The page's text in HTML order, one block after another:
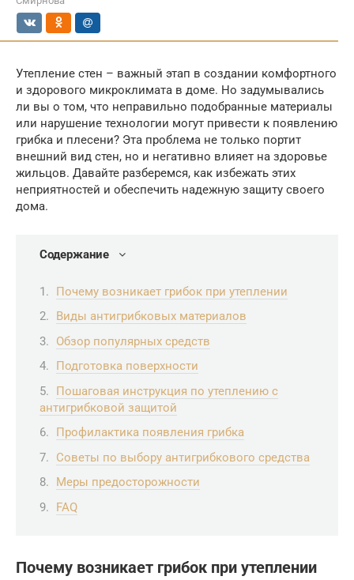
Утепление стен – важный этап в создании комфортного
и здорового микроклимата в доме. Но задумывались
ли вы о том, что неправильно подобранные материалы
или нарушение технологии могут привести к появлению
грибка и плесени? Эта проблема не только портит
внешний вид стен, но и негативно влияет на здоровье
жильцов. Давайте разберемся, как избежать этих
неприятностей и обеспечить надежную защиту своего
дома.
Содержание
Почему возникает грибок при утеплении
Виды антигрибковых материалов
Обзор популярных средств
Подготовка поверхности
Пошаговая инструкция по утеплению с
антигрибковой защитой
Профилактика появления грибка
Советы по выбору антигрибкового средства
Меры предосторожности
FAQ
Почему возникает грибок при утеплении